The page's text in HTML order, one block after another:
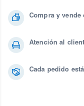
Compra y
Atención al
Cada pedido